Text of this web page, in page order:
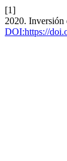
[1]
2020. Inversión
DOI:https://